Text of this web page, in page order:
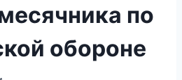
по
обороне